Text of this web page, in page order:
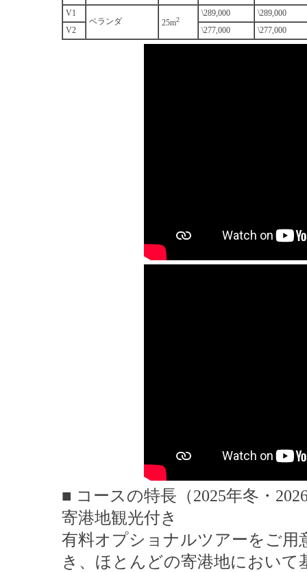
V1
ベランダ
25m2
\289,000
\289,000
V2
\277,000 \277,000
■ コースの特長（2025年冬・
寄港地観光付き
有料オプショナルツアーをご用
き、ほとんどの寄港地において